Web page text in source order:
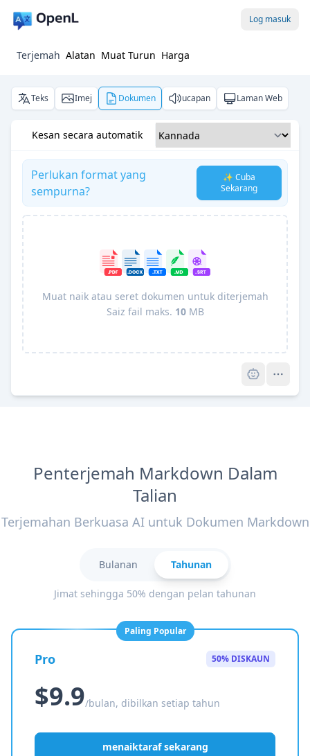
Log masuk
Terjemah Alatan Muat Turun Harga
Teks Imej Dokumen ucapan Laman Web
Kesan secara automatik
Perlukan format yang
sempurna?
✨ Cuba
Sekarang
Muat naik atau seret dokumen untuk diterjemah
Saiz fail maks. 10MB
Penterjemah Markdown Dalam
Talian
Terjemahan Berkuasa AI untuk Dokumen Markdown
Bulanan Tahunan
Jimat sehingga 50% dengan pelan tahunan
Paling Popular
Pro 50% DISKAUN
$9.9/bulan, dibilkan setiap tahun
menaiktaraf sekarang